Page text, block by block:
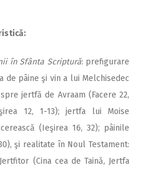
în Sfânta Scriptură: prefigurare
de pâine şi vin a lui Melchisedec
jert­fă de Avraam (Facere 22,
12, 1-13); jertfa lui Moise
(Ieşirea 16, 32); pâinile
şi realitate în Noul Testament:
(Cina cea de Taină, Jertfa